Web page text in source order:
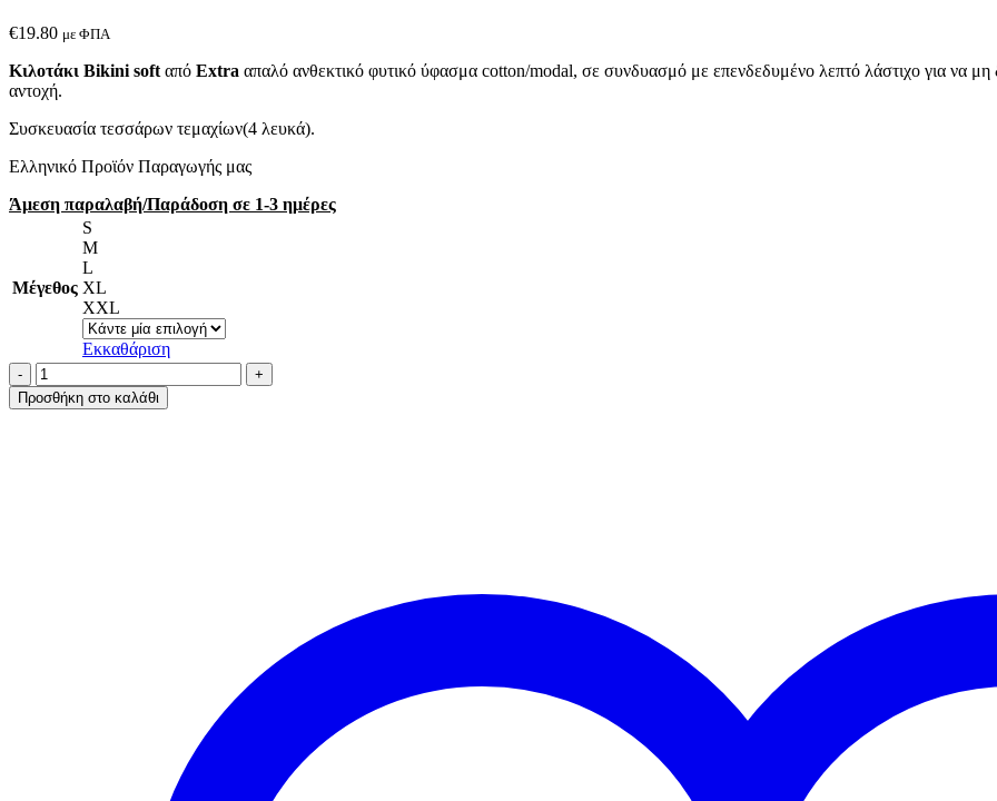
€19.80 με ΦΠΑ
Κιλοτάκι Bikini soft από Extra απαλό ανθεκτικό φυτικό ύφασμα cotton/modal, σε συνδυασμό με επενδεδυμένο λεπτό λάστιχο για να μη
αντοχή.
Συσκευασία τεσσάρων τεμαχίων(4 λευκά).
Ελληνικό Προϊόν Παραγωγής μας
Άμεση παραλαβή/Παράδοση σε 1-3 ημέρες
Μέγεθος
S
M
L
XL
XXL
Εκκαθάριση
AA-
UNDERWEAR
Κιλοτάκι
Προσθήκη στο καλάθι